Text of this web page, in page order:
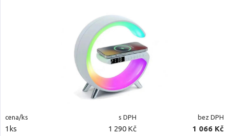
cena/ks s DPH bez DPH
1ks 1 290 Kč 1 066 Kč